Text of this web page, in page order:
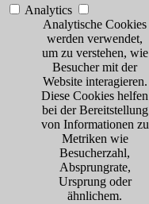
Analytics
Analytische Cookies
werden verwendet,
um zu verstehen, wie
Besucher mit der
Website interagieren.
Diese Cookies helfen
bei der Bereitstellung
von Informationen zu
Metriken wie
Besucherzahl,
Absprungrate,
Ursprung oder
ähnlichem.